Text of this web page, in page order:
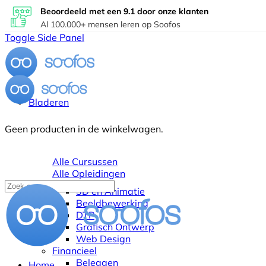
Beoordeeld met een 9.1 door onze klanten
Al 100.000+ mensen leren op Soofos
Toggle Side Panel
Bladeren
Alle Cursussen
Alle Opleidingen
3D en Animatie
Beeldbewerking
DTP
Grafisch Ontwerp
Web Design
Financieel
Beleggen
Geen producten in de winkelwagen.